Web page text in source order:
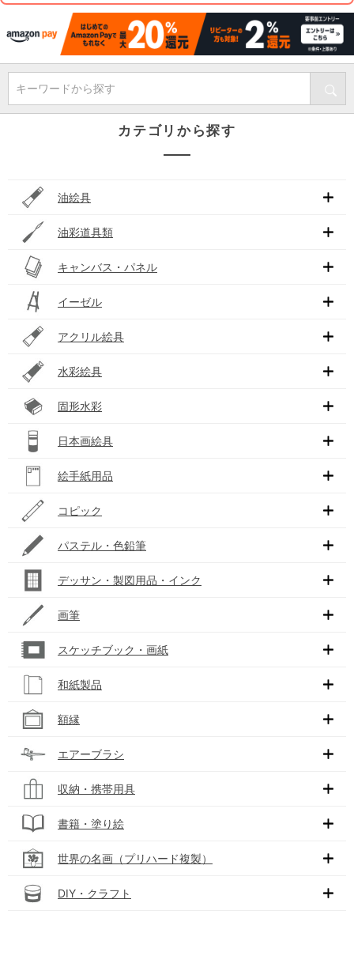
キーワードから探す
カテゴリから探す
油絵具
油彩道具類
キャンバス・パネル
イーゼル
アクリル絵具
水彩絵具
固形水彩
日本画絵具
絵手紙用品
コピック
パステル・色鉛筆
デッサン・製図用品・インク
画筆
スケッチブック・画紙
和紙製品
額縁
エアーブラシ
収納・携帯用具
書籍・塗り絵
世界の名画（プリハード複製）
DIY・クラフト